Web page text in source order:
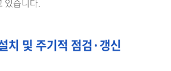
있습니다.
치 및 주기적 점검·갱신